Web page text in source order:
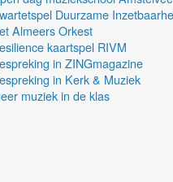
Duurzame
Almeers Orkest
kaartspel RIVM
in ZINGmagazine
in Kerk & Muziek
muziek in de klas